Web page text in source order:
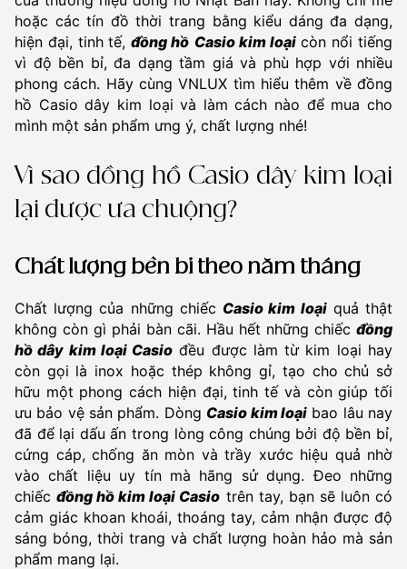
hoặc các tín đồ thời trang bằng kiểu dáng đa dạng,
hiện đại, tinh tế,đồng hồ Casio kim loạicòn nổi tiếng
vì độ bền bỉ, đa dạng tầm giá và phù hợp với nhiều
phong cách. Hãy cùng VNLUX tìm hiểu thêm về đồng
hồ Casio dây kim loại và làm cách nào để mua cho
mình một sản phẩm ưng ý, chất lượng nhé!
Vì sao đồng hồ Casio dây kim loại
lại được ưa chuộng?
Chất lượng bền bỉ theo năm tháng
Chất lượng của những chiếc Casio kim loạiquả thật
không còn gì phải bàn cãi. Hầu hết những chiếc đồng
hồ dây kim loại Casio đều được làm từ kim loại hay
còn gọi là inox hoặc thép không gỉ, tạo cho chủ sở
hữu một phong cách hiện đại, tinh tế và còn giúp tối
ưu bảo vệ sản phẩm. Dòng Casio kim loạibao lâu nay
đã để lại dấu ấn trong lòng công chúng bởi độ bền bỉ,
cứng cáp, chống ăn mòn và trầy xước hiệu quả nhờ
vào chất liệu uy tín mà hãng sử dụng. Đeo những
chiếcđồng hồ kim loại Casio trên tay, bạn sẽ luôn có
cảm giác khoan khoái, thoáng tay, cảm nhận được độ
sáng bóng, thời trang và chất lượng hoàn hảo mà sản
phẩm mang lại.